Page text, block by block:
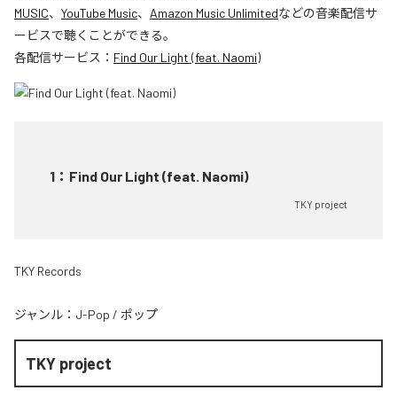
MUSIC、 YouTube Music、 Amazon Music Unlimitedなどの音楽配信サ
ービスで聴くことができる。
各配信サービス： Find Our Light (feat. Naomi)
1 ： Find Our Light (feat. Naomi)
TKY project
TKY Records
ジャンル： J-Pop / ポップ
TKY project